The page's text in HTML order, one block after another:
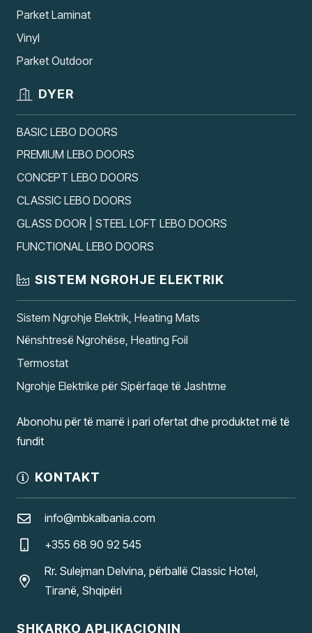
Parket Laminat
Vinyl
Parket Outdoor
DYER
BASIC LEBO DOORS
PREMIUM LEBO DOORS
CONCEPT LEBO DOORS
CLASSIC LEBO DOORS
GLASS DOOR | STEEL LOFT LEBO DOORS
FUNCTIONAL LEBO DOORS
SISTEM NGROHJE ELEKTRIK
Sistem Ngrohje Elektrik, Heating Mats
Nënshtresë Ngrohëse, Heating Foil
Termostat
Ngrohje Elektrike për Sipërfaqe të Jashtme
Abonohu për të marrë i pari ofertat dhe produktet më të
fundit
KONTAKT
info@mbkalbania.com
+355 68 90 92 545
Rr. Sulejman Delvina, përballë Classic Hotel,
Tiranë, Shqipëri
SHKARKO APLIKACIONIN